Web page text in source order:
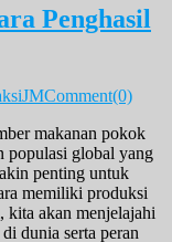
Penghasil
Comment(0)
makanan pokok
populasi global yang
penting untuk
memiliki produksi
kita akan menjelajahi
dunia serta peran